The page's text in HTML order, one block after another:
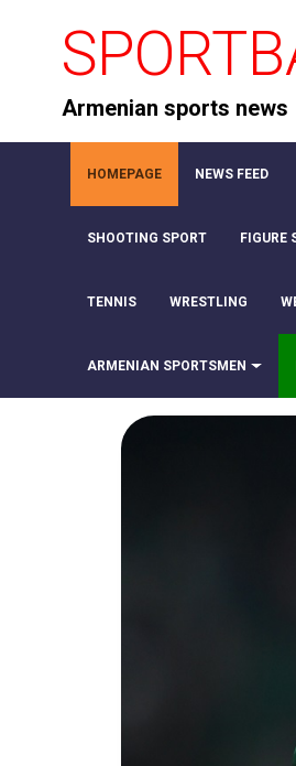
Armenian sports news
HOMEPAGE NEWS FEED
SHOOTING SPORT FIGURE
TENNIS WRESTLING
ARMENIAN SPORTSMEN